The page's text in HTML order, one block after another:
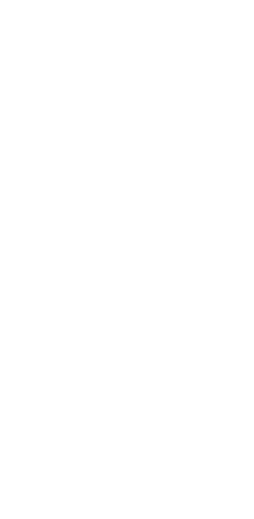
ないようお願いしま
ーズにご登録され
当社の共同利用者
ることをご了承くだ
のではありません。
2022年1月12日よ
合は、取り引きをい
のオムロン制御